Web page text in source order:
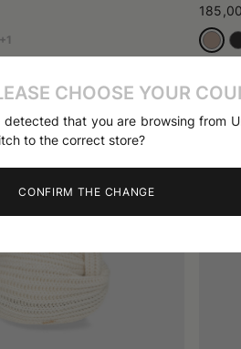
CHOOSE YOUR
detected that you are browsing from
to the correct store?
CONFIRM THE CHANGE
+1